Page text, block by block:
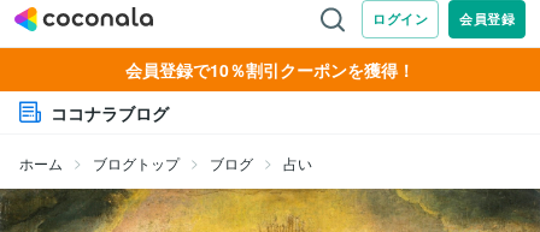
会員登録で10％割引クーポンを獲得！
ココナラブログ
ホーム ブログトップ ブログ 占い